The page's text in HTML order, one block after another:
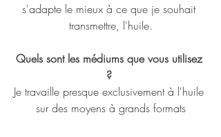
s'adapte le mieux à ce que je souhait
transmettre, l'huile.
Quels sont les médiums que vous utilisez
?
Je travaille presque exclusivement à l'huile
sur des moyens à grands formats